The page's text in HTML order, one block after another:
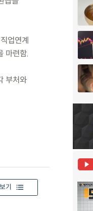
업연계
마련함.
부처와
기